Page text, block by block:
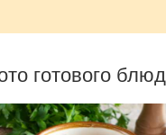
готового